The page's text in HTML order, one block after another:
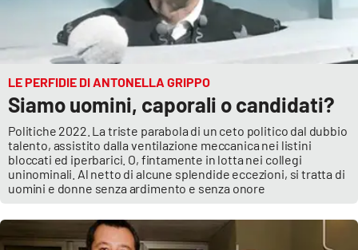
LE PERFIDIE DI ANTONELLA GRIPPO
Siamo uomini, caporali o candidati?
Politiche 2022. La triste parabola di un ceto politico dal dubbio
talento, assistito dalla ventilazione meccanica nei listini
bloccati ed iperbarici. O, fintamente in lotta nei collegi
uninominali. Al netto di alcune splendide eccezioni, si tratta di
uomini e donne senza ardimento e senza onore